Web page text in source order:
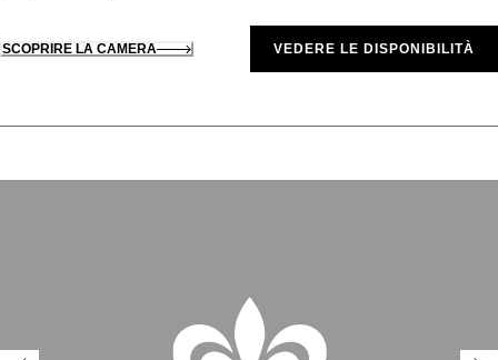
SCOPRIRE LA CAMERA VEDERE LE DISPONIBILITÀ